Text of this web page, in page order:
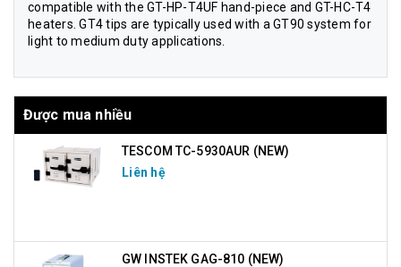
compatible with the GT-HP-T4UF hand-piece and GT-HC-T4
heaters. GT4 tips are typically used with a GT90 system for
light to medium duty applications.
Được mua nhiều
TESCOM TC-5930AUR (NEW)
Liên hệ
GW INSTEK GAG-810 (NEW)